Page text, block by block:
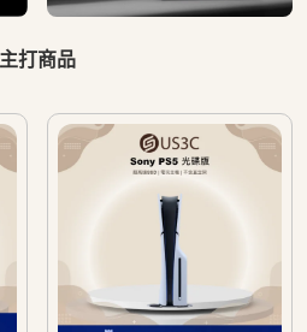
主打商品